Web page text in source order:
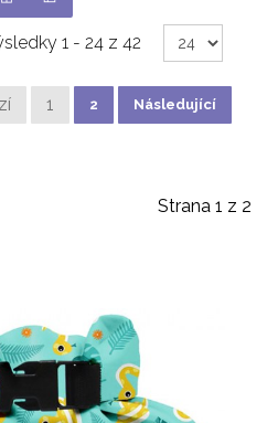
1 - 24 z 42
1 2 Následující
Strana 1 z 2